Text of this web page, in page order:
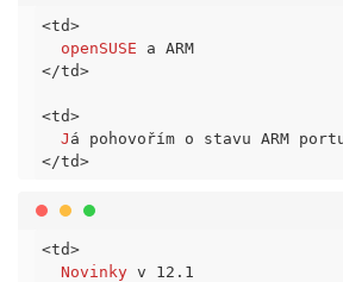
<td>
openSUSE
</td>
<td>
J
</td>
<td>
Novinky